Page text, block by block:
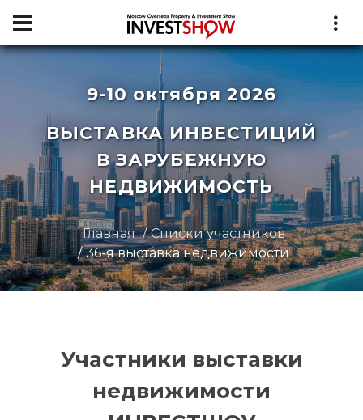
9-10 октября 2026
ВЫСТАВКА ИНВЕСТИЦИЙ
В ЗАРУБЕЖНУЮ
НЕДВИЖИМОСТЬ
Главная
Списки участников
36-я выставка недвижимости
Участники выставки
недвижимости